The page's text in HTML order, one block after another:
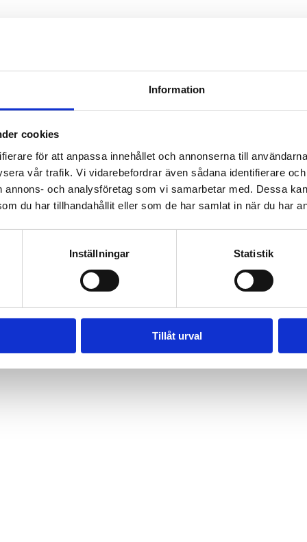
Information
cookies
för att anpassa innehållet och annonserna till
vår trafik. Vi vidarebefordrar även sådana identifierare
annons- och analysföretag som vi samarbetar med. Dessa
du har tillhandahållit eller som de har samlat in när du har
Inställningar Statistik
Tillåt urval